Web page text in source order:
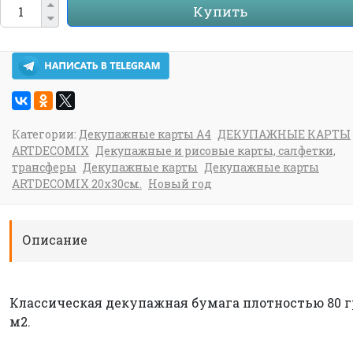
Купить
Категории: Декупажные карты А4 ДЕКУПАЖНЫЕ КАРТЫ
ARTDECOMIX Декупажные и рисовые карты, салфетки,
трансферы Декупажные карты Декупажные карты
ARTDECOMIX 20х30см.
Новый год
Описание
Классическая декупажная бумага плотностью 80
м2.